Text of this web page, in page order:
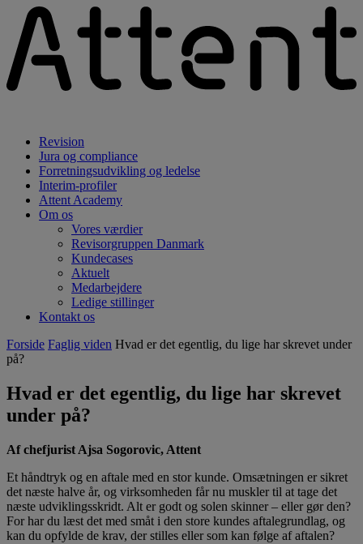
Revision
Jura og compliance
Forretningsudvikling og ledelse
Interim-profiler
Attent Academy
Om os
Vores værdier
Revisorgruppen Danmark
Kundecases
Aktuelt
Medarbejdere
Ledige stillinger
Kontakt os
Forside Faglig viden Hvad er det egentlig, du lige har skrevet under
på?
Hvad er det egentlig, du lige har skrevet
under på?
Af chefjurist Ajsa Sogorovic, Attent
Et håndtryk og en aftale med en stor kunde. Omsætningen er sikret
det næste halve år, og virksomheden får nu muskler til at tage det
næste udviklingsskridt. Alt er godt og solen skinner – eller gør den?
For har du læst det med småt i den store kundes aftalegrundlag, og
kan du opfylde de krav, der stilles eller som kan følge af aftalen?